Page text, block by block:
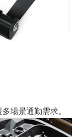
場景通勤需求。